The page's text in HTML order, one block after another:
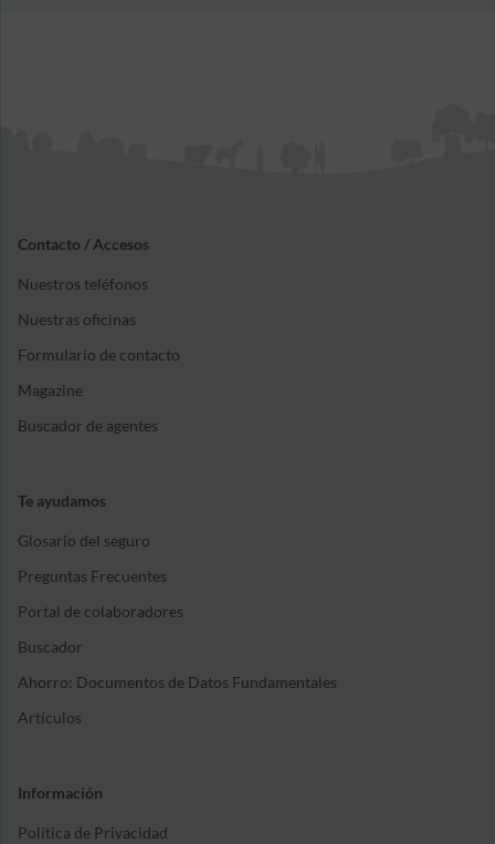
Contacto / Accesos
Nuestros teléfonos
Nuestras oficinas
Formulario de contacto
Magazine
Buscador de agentes
Te ayudamos
Glosario del seguro
Preguntas Frecuentes
Portal de colaboradores
Buscador
Ahorro: Documentos de Datos Fundamentales
Artículos
Información
Política de Privacidad